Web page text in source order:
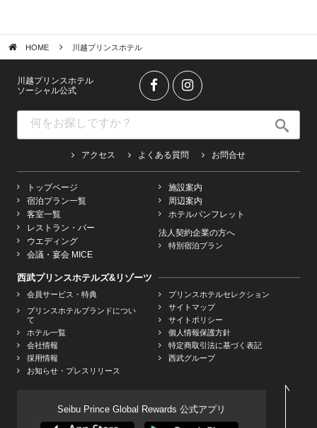
HOME 川越プリンスホテル
川越プリンスホテル
ソーシャル公式
アクセス よくある質問 お問合せ
トップページ
宿泊プラン一覧
客室一覧
レストラン・バー
ウエディング
会議・宴会 MICE
施設案内
周辺案内
ホテルパンフレット
法人契約企業の方へ
特別宿泊プラン
西武プリンスホテルズ&リゾーツ
会員サービス・特典
プリンスホテルブランドについ
て
ホテル一覧
会社情報
採用情報
お知らせ・プレスリリース
プリンスホテルセレクション
サイトマップ
サイトポリシー
個人情報保護方針
特定商取引法に基づく表記
西武グループ
Seibu Prince Global Rewards 公式アプリ